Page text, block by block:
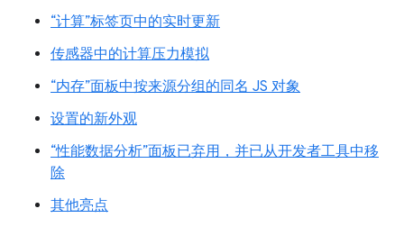
“计算”标签页中的实时更新
传感器中的计算压力模拟
“内存”面板中按来源分组的同名 JS 对象
设置的新外观
“性能数据分析”面板已弃用，并已从开发者工具中移
除
其他亮点